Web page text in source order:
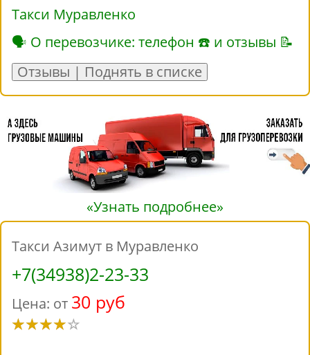
Такси Муравленко
🗣 О перевозчике: телефон ☎ и отзывы 📝
Отзывы | Поднять в списке
«Узнать подробнее»
Такси Азимут в Муравленко
+7(34938)2-23-33
Цена: от 30 руб